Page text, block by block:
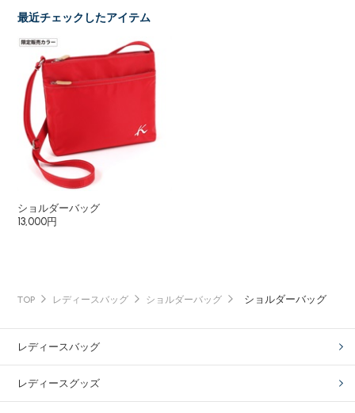
最近チェックしたアイテム
ショルダーバッグ
13,000円
TOP レディースバッグ ショルダーバッグ ショルダーバッグ
レディースバッグ
レディースグッズ